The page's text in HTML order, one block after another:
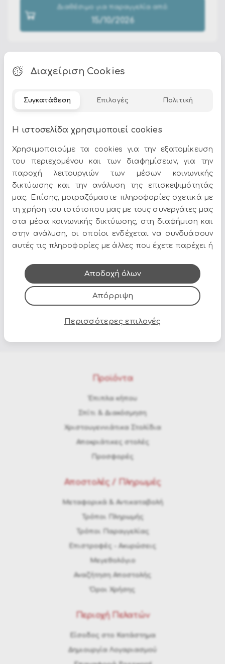
Διαθέσιμο για παραγγελία από:
15/10/2026
φωτιζόμενα χριστουγεννιάτικα διακοσμητικά
προσθέτουν ζεστό, μαγικό φωτισμό σε κάθε γωνιά του
ταράνδους, χιονάνθρωπους, αστέρια και σφαίρες με
Δείτε περισσότερα σταχριστουγεννιάτικα
διακοσμητικά
Όλες οι προσφορές και τα νέα του Epilegin,
Προϊόντα
Έπιπλα κήπου
Σπίτι & Διακόσμηση
Χριστουγεννιάτικα Στολίδια
Αποκριάτικες στολές
Προσφορές
Αποστολές / Πληρωμές
Μεταφορικά & Αντικαταβολή
Τρόποι Πληρωμής
Τρόποι Παραγγελίας
Eπιστροφές - Ακυρώσεις
Μεγεθολόγιο
Αναζήτηση Αποστολής
Όροι Χρήσης
Περιοχή Πελατών
Είσοδος στο Κατάστημα
Δημιουργία Λογαριασμού
Διαχείριση Cookies
Συγκατάθεση Επιλογές Πολιτική
Η ιστοσελίδα χρησιμοποιεί cookies
Χρησιμοποιούμε τα cookies για την εξατομίκευση
του περιεχομένου και των διαφημίσεων, για την
παροχή λειτουργιών των μέσων κοινωνικής
δικτύωσης και την ανάλυση της επισκεψιμότητάς
μας. Επίσης, μοιραζόμαστε πληροφορίες σχετικά με
τη χρήση του ιστότοπου μας με τους συνεργάτες μας
στα μέσα κοινωνικής δικτύωσης, στη διαφήμιση και
στην ανάλυση, οι οποίοι ενδέχεται να συνδυάσουν
αυτές τις πληροφορίες με άλλες που έχετε παρέχει ή
τους.
Απόρριψη
Αποδοχή όλων
Περισσότερες επιλογές